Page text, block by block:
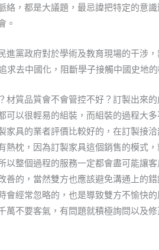
絡，都是大議題，最忌諱把特定的意
。
進黨政府對於學術及教育現場的干涉
求去中國化，阻斷學子接觸中國史地
材質品質會不會管控不好？訂製出來
可以很輕易的組裝，而組裝的過程大
具的業者評價比較好的，在訂製接
熱枕，因為訂製家具這個銷售的模式
以整個過程的服務一定都會盡可能讓
善的，當然雙方也應該避免溝通上的
會經常忽略的，也是導致雙方不愉快
萬不要客氣，有問題就積極詢問以及